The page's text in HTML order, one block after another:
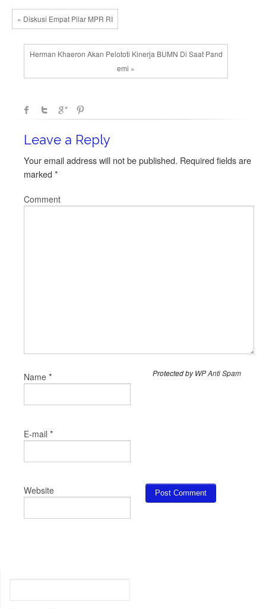
« Diskusi Empat Pilar MPR RI
Herman Khaeron Akan Pelototi Kinerja BUMN Di Saat Pand
emi »
Leave a Reply
Your email address will not be published. Required fields are
marked *
Comment
Name *
E-mail *
Website
Protected byWP Anti Spam